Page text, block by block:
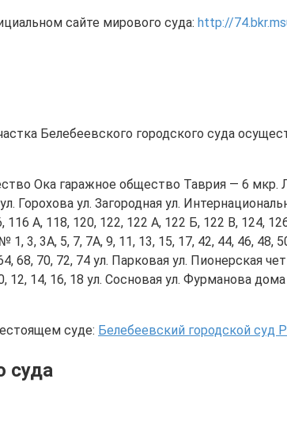
сайте мирового суда: http://
Белебеевского городского суда
Ока гаражное общество Таврия — 6
Горохова ул. Загородная ул.
А, 118, 120, 122, 122 А, 122 Б, 122 В, 124,
3, 3А, 5, 7, 7А, 9, 11, 13, 15, 17, 42, 44, 46, 48,
70, 72, 74 ул. Парковая ул. Пионерская
14, 16, 18 ул. Сосновая ул. Фурманова
суде: Белебеевский городской суд
суда